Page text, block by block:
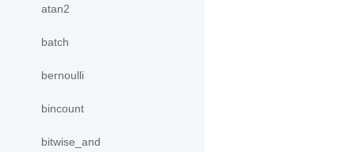
atan2
batch
bernoulli
bincount
bitwise_and